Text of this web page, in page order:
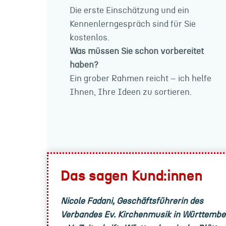
Die erste Einschätzung und ein
Kennenlerngespräch sind für Sie
kostenlos.
Was müssen Sie schon vorbereitet
haben?
Ein grober Rahmen reicht – ich helfe
Ihnen, Ihre Ideen zu sortieren.
Das sagen Kund:innen
Nicole Fadani, Geschäftsführerin des
Verbandes Ev. Kirchenmusik in